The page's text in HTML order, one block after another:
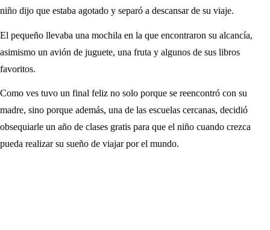
niño dijo que estaba agotado y separó a descansar de su viaje.
El pequeño llevaba una mochila en la que encontraron su alcancía,
asimismo un avión de juguete, una fruta y algunos de sus libros
favoritos.
Como ves tuvo un final feliz no solo porque se reencontró con su
madre, sino porque además, una de las escuelas cercanas, decidió
obsequiarle un año de clases gratis para que el niño cuando crezca
pueda realizar su sueño de viajar por el mundo.